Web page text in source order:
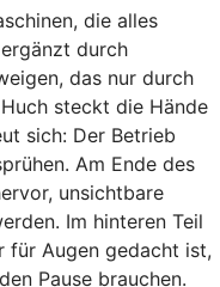
die alles
durch
das nur durch
steckt die Hände
sich: Der Betrieb
Am Ende des
unsichtbare
Im hinteren Teil
für Augen gedacht ist,
Pause brauchen.